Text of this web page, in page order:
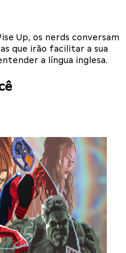
Up, os nerds conversam
que irão facilitar a sua
a língua inglesa.